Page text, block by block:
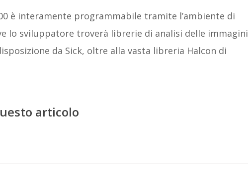
è interamente programmabile tramite l’ambiente di
lo sviluppatore troverà librerie di analisi delle immagini
da Sick, oltre alla vasta libreria Halcon di
articolo